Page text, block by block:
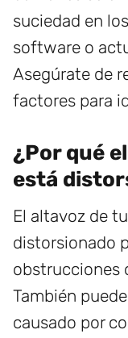
suciedad en
software o
Asegúrate de
factores para
¿Por qué
está
El altavoz de
distorsionado
obstrucciones
También
causado por